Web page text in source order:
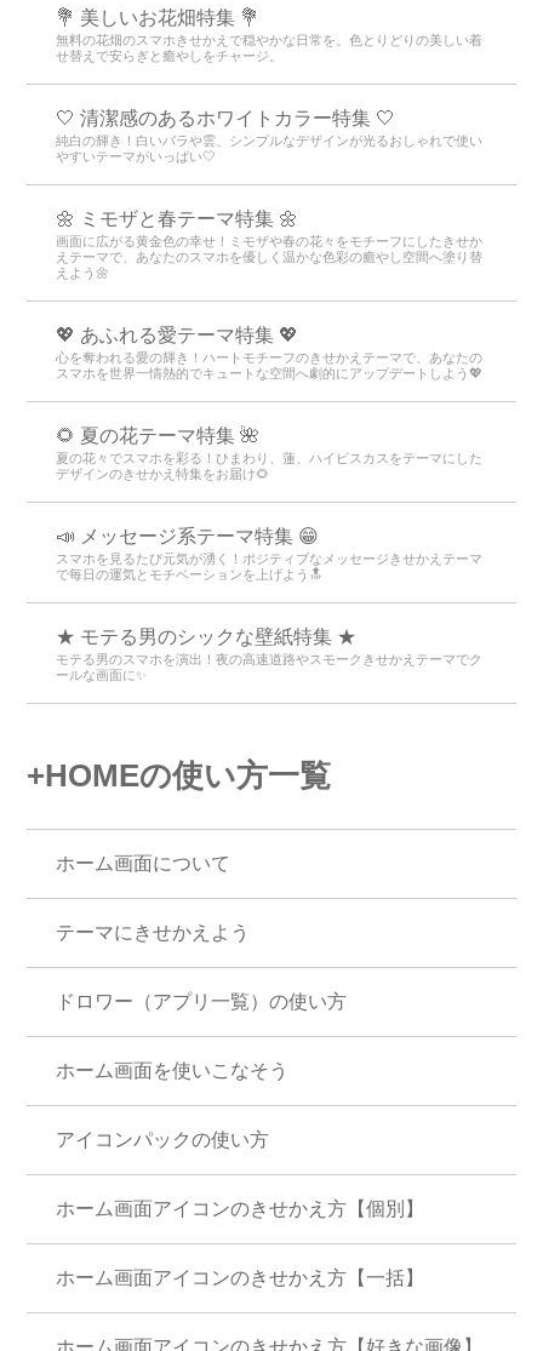
💐 美しいお花畑特集 💐
無料の花畑のスマホきせかえで穏やかな日常を。色とりどりの美しい着
せ替えで安らぎと癒やしをチャージ。
🤍 清潔感のあるホワイトカラー特集 🤍
純白の輝き！白いバラや雲、シンプルなデザインが光るおしゃれで使い
やすいテーマがいっぱい🤍
🌼 ミモザと春テーマ特集 🌼
画面に広がる黄金色の幸せ！ミモザや春の花々をモチーフにしたきせか
えテーマで、あなたのスマホを優しく温かな色彩の癒やし空間へ塗り替
えよう🌼
💖 あふれる愛テーマ特集 💖
心を奪われる愛の輝き！ハートモチーフのきせかえテーマで、あなたの
スマホを世界一情熱的でキュートな空間へ劇的にアップデートしよう💖
🌻 夏の花テーマ特集 🌺
夏の花々でスマホを彩る！ひまわり、蓮、ハイビスカスをテーマにした
デザインのきせかえ特集をお届け🌻
📣 メッセージ系テーマ特集 😁
スマホを見るたび元気が湧く！ポジティブなメッセージきせかえテーマ
で毎日の運気とモチベーションを上げよう🔝
★ モテる男のシックな壁紙特集 ★
モテる男のスマホを演出！夜の高速道路やスモークきせかえテーマでク
ールな画面に✨
+HOMEの使い方一覧
ホーム画面について
テーマにきせかえよう
ドロワー（アプリ一覧）の使い方
ホーム画面を使いこなそう
アイコンパックの使い方
ホーム画面アイコンのきせかえ方【個別】
ホーム画面アイコンのきせかえ方【一括】
ホーム画面アイコンのきせかえ方【好きな画像】